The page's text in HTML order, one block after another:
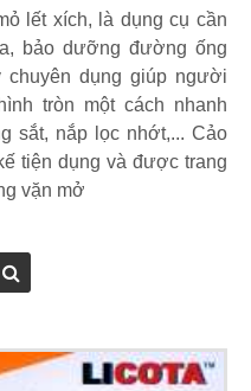
lết xích, là dụng cụ cần
bảo dưỡng đường ống
dụng giúp người
tròn một cách nhanh
sắt, nắp lọc nhớt,... Cảo
tiện dụng và được trang
vặn mở